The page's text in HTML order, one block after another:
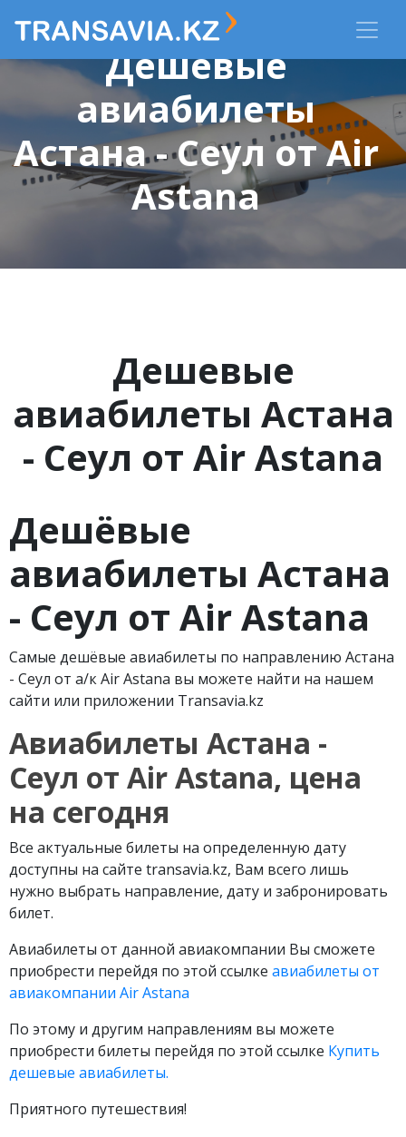
Дешевые
авиабилеты
Астана - Сеул от Air
Astana
Дешевые
авиабилеты Астана
- Сеул от Air Astana
Дешёвые
авиабилеты Астана
- Сеул от Air Astana
Самые дешёвые авиабилеты по направлению Астана
- Сеул от а/к Air Astana вы можете найти на нашем
сайти или приложении Transavia.kz
Авиабилеты Астана -
Сеул от Air Astana, цена
на сегодня
Все актуальные билеты на определенную дату
доступны на сайте transavia.kz, Вам всего лишь
нужно выбрать направление, дату и забронировать
билет.
Авиабилеты от данной авиакомпании Вы сможете
приобрести перейдя по этой ссылке авиабилеты от
авиакомпании Air Astana
По этому и другим направлениям вы можете
приобрести билеты перейдя по этой ссылке Купить
дешевые авиабилеты.
Приятного путешествия!